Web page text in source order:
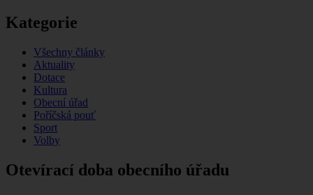
Kategorie
Všechny články
Aktuality
Dotace
Kultura
Obecní úřad
Poříčská pouť
Sport
Volby
Otevírací doba obecního úřadu